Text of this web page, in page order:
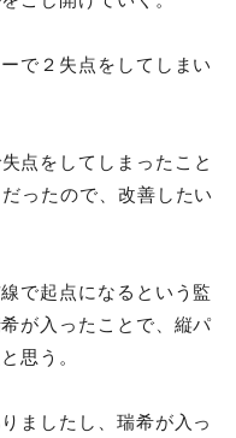
で２失点をしてしまい
点をしてしまったこと
ったので、改善したい
で起点になるという監
が入ったことで、縦パ
思う。
ましたし、瑞希が入っ